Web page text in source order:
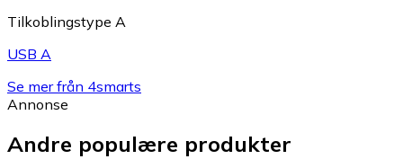
Tilkoblingstype A
USB A
Se mer från 4smarts
Annonse
Andre populære produkter